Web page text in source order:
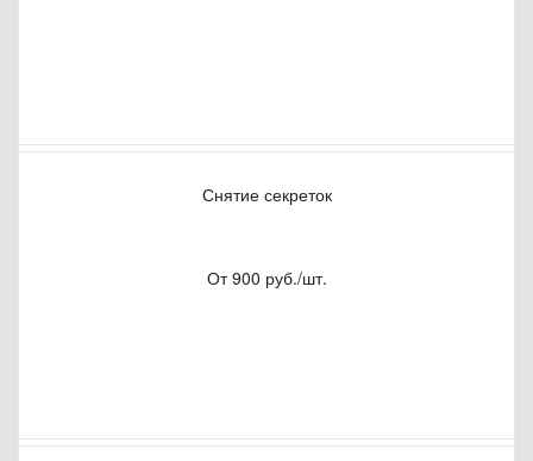
Снятие секреток
От 900 руб./шт.